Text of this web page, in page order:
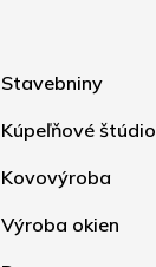
Stavebniny
Kúpeľňové štúdio
Kovovýroba
Výroba okien